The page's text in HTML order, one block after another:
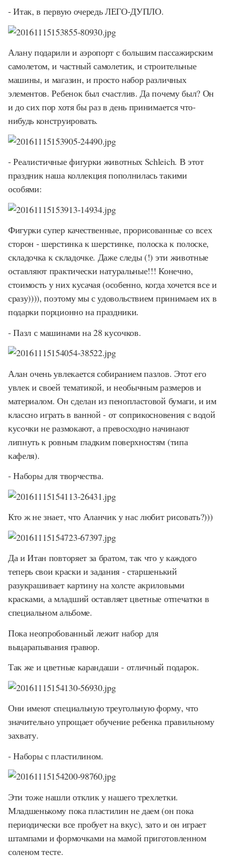
- Итак, в первую очередь ЛЕГО-ДУПЛО.
Алану подарили и аэропорт с большим пассажирским
самолетом, и частный самолетик, и строительные
машины, и магазин, и просто набор различных
элементов. Ребенок был счастлив. Да почему был? Он
и до сих пор хотя бы раз в день принимается что-
нибудь конструировать.
- Реалистичные фигурки животных Schleich. В этот
праздник наша коллекция пополнилась такими
особями:
Фигурки супер качественные, прорисованные со всех
сторон - шерстинка к шерстинке, полоска к полоске,
складочка к складочке. Даже следы (!) эти животные
оставляют практически натуральные!!! Конечно,
стоимость у них кусачая (особенно, когда хочется все и
сразу)))), поэтому мы с удовольствием принимаем их в
подарки порционно на праздники.
- Пазл с машинами на 28 кусочков.
Алан очень увлекается собиранием пазлов. Этот его
увлек и своей тематикой, и необычным размеров и
материалом. Он сделан из пенопластовой бумаги, и им
классно играть в ванной - от соприкосновения с водой
кусочки не размокают, а превосходно начинают
липнуть к ровным гладким поверхностям (типа
кафеля).
- Наборы для творчества.
Кто ж не знает, что Аланчик у нас любит рисовать?)))
Да и Итан повторяет за братом, так что у каждого
теперь свои краски и задания - старшенький
разукрашивает картину на холсте акриловыми
красками, а младший оставляет цветные отпечатки в
специальном альбоме.
Пока неопробованный лежит набор для
выцарапывания гравюр.
Так же и цветные карандаши - отличный подарок.
Они имеют специальную треугольную форму, что
значительно упрощает обучение ребенка правильному
захвату.
- Наборы с пластилином.
Эти тоже нашли отклик у нашего трехлетки.
Младшенькому пока пластилин не даем (он пока
периодически все пробует на вкус), зато и он играет
штампами и формочками на мамой приготовленном
соленом тесте.